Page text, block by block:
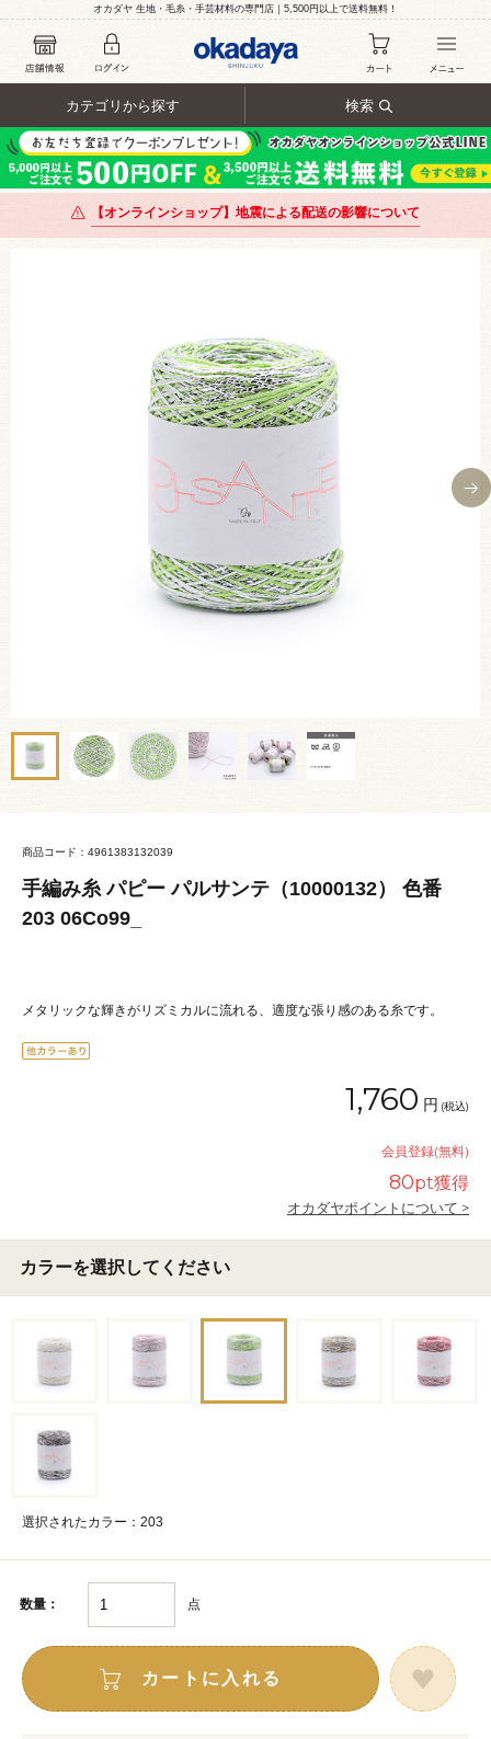
オカダヤ 生地・毛糸・手芸材料の専門店｜5,500円以上で送料無料！
カテゴリから探す 検索
【オンラインショップ】地震による配送の影響について
商品コード：4961383132039
手編み糸 パピー パルサンテ（10000132） 色番
203 06Co99_
メタリックな輝きがリズミカルに流れる、適度な張り感のある糸です。
1,760 円 (税込)
会員登録(無料)
80pt獲得
オカダヤポイントについて >
カラーを選択してください
選択されたカラー：203
数量： 点
カートに入れる